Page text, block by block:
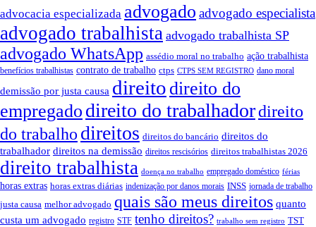
advocacia especializada advogado advogado especialista
advogado trabalhista advogado trabalhista SP
advogado WhatsApp assédio moral no trabalho ação trabalhista
benefícios trabalhistas contrato de trabalho ctps CTPS SEM REGISTRO dano moral
demissão por justa causa direito direito do
empregado direito do trabalhadordireito
do trabalho direitos direitos do bancário direitos do
trabalhador direitos na demissão direitos rescisórios direitos trabalhistas 2026
direito trabalhista doença no trabalho empregado doméstico férias
horas extras horas extras diárias indenização por danos morais INSS jornada de trabalho
justa causa melhor advogado quais são meus direitos quanto
custa um advogado registro STF tenho direitos? trabalho sem registro TST